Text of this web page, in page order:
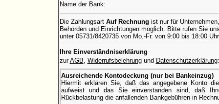
Name der Bank:
Die Zahlungsart Auf Rechnung ist nur für Unternehmen,
Behörden und Einrichtungen möglich. Bitte rufen Sie
unter 05731/8420735 von Mo.-Fr. von 9:00 bis 18:00
Ihre Einverständniserklärung
zurAGB, Widerrufsbelehrungund Datenschutzerklärung:
Ausreichende Kontodeckung (nur bei Bankeinzug)
Hiermit erklären Sie, daß das angegebene Konto
aufweist und das Sie einverstanden sind, daß
Rückbelastung die anfallenden Bankgebühren in